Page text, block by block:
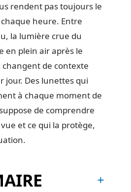
rendent pas toujours le
heure. Entre
la lumière crue du
en plein air après le
de contexte
jour. Des lunettes qui
à chaque moment de
de comprendre
et ce qui la protège,